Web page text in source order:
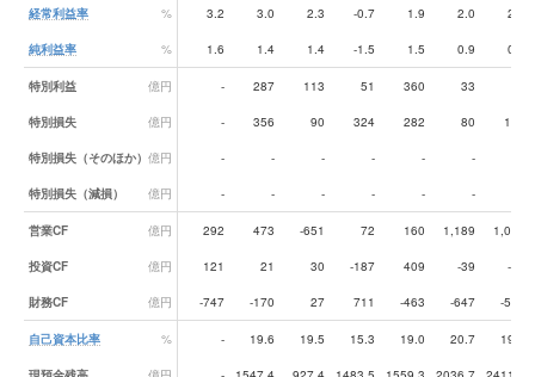
経常利益率 % 3.2 3.0 2.3 -0.7 1.9 2.0 2.3
純利益率 % 1.6 1.4 1.4 -1.5 1.5 0.9 0.1
特別利益 億円 - 287 113 51 360 33
特別損失 億円 - 356 90 324 282 80 152
特別損失（そのほか） 億円 - - - - - -
特別損失（減損） 億円 - - - - - -
営業CF 億円 292 473 -651 72 160 1,189 1,051
投資CF 億円 121 21 30 -187 409 -39 -81
財務CF 億円 -747 -170 27 711 -463 -647 -588
自己資本比率 % - 19.6 19.5 15.3 19.0 20.7 19.6